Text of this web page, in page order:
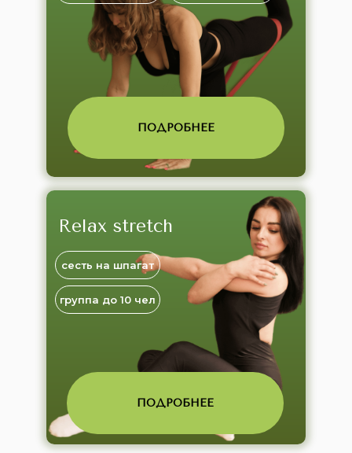
ПОДРОБНЕЕ
Relax stretch
ПОДРОБНЕЕ
сесть на шпагат
группа до 10 чел